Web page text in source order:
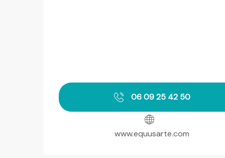
06 09 25 42 50
www.equusarte.com